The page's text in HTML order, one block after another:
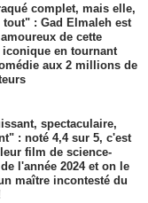
complet, mais elle,
tout" : Gad Elmaleh est
de cette
iconique en tournant
aux 2 millions de
spectaculaire,
: noté 4,4 sur 5, c'est
film de science-
l'année 2024 et on le
maître incontesté du